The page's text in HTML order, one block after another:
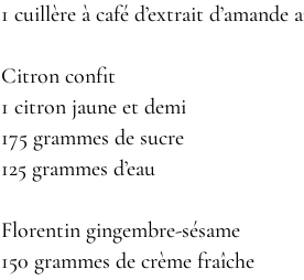
1 cuillère à café d’extrait d’amande
Citron confit
1 citron jaune et demi
175 grammes de sucre
125 grammes d’eau
Florentin gingembre-sésame
150 grammes de crème fraîche